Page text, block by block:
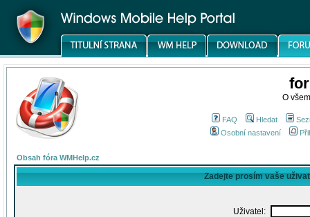
O
FAQ Hledat
Osobní nastavení
Obsah fóra WMHelp.cz
Zadejte prosím vaše
Uživatel: